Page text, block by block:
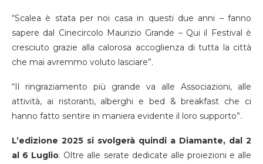
“Scalea è stata per noi casa in questi due anni – fanno
sapere dal Cinecircolo Maurizio Grande – Qui il Festival è
cresciuto grazie alla calorosa accoglienza di tutta la città
che mai avremmo voluto lasciare”.
“Il ringraziamento più grande va alle Associazioni, alle
attività, ai ristoranti, alberghi e bed & breakfast che ci
hanno fatto sentire in maniera evidente il loro supporto”.
L’edizione 2025 si svolgerà quindi a Diamante, dal 2
al 6 Luglio. Oltre alle serate dedicate alle proiezioni e alle